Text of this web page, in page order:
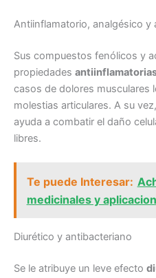
Antiinflamatorio, analgésico y
Sus compuestos fenólicos y
propiedades
casos de dolores musculares
molestias articulares. A su
ayuda a combatir el daño
libres.
Te puede Interesar:
medicinales y
Diurético y antibacteriano
Se le atribuye un leve efecto